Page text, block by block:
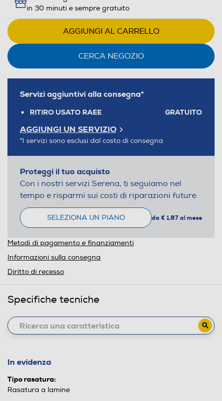
in 30 minuti e sempre gratuito
AGGIUNGI AL CARRELLO
CERCA NEGOZIO
Servizi aggiuntivi alla consegna*
RITIRO USATO RAEE GRATUITO
AGGIUNGI UN SERVIZIO
*I servizi sono esclusi dal costo di consegna
Proteggi il tuo acquisto
Con i nostri servizi Serena, ti seguiamo nel
tempo e risparmi sui costi di riparazioni future.
SELEZIONA UN PIANO da € 1,87 al mese
Metodi di pagamento e finanziamenti
Informazioni sulla consegna
Diritto di recesso
Specifiche tecniche
In evidenza
Tipo rasatura:
Rasatura a lamine